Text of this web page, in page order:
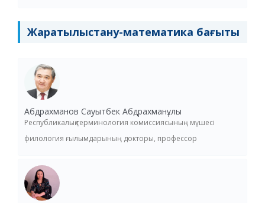
Жаратылыстану-математика бағыты
Абдрахманов Сауытбек Абдрахманұлы
Республикалық терминология комиссиясының мүшесі
филология ғылымдарының докторы, профессор